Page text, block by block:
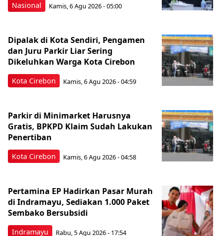
Nasional Kamis, 6 Agu 2026 - 05:00
Kota Cirebon
Dipalak di Kota Sendiri, Pengamen
dan Juru Parkir Liar Sering
Dikeluhkan Warga Kota Cirebon
Kamis, 6 Agu 2026 - 04:59
Kota Cirebon
Parkir di Minimarket Harusnya
Gratis, BPKPD Klaim Sudah Lakukan
Penertiban
Kamis, 6 Agu 2026 - 04:58
Indramayu
Pertamina EP Hadirkan Pasar Murah
di Indramayu, Sediakan 1.000 Paket
Sembako Bersubsidi
Rabu, 5 Agu 2026 - 17:54